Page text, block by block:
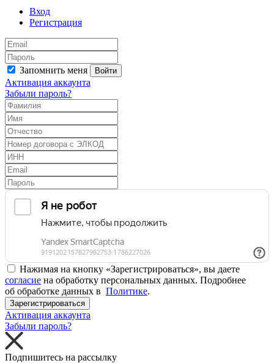
Вход
Регистрация
Запомнить меня Войти
Активация аккаунта
Забыли пароль?
Нажимая на кнопку «Зарегистрироваться», вы даете
согласие на обработку персональных данных. Подробнее
об обработке данных в Политике.
Зарегистрироваться
Активация аккаунта
Забыли пароль?
Подпишитесь на рассылку